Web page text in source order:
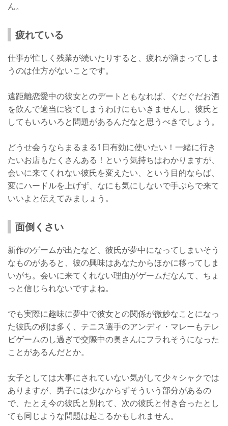
ん。
疲れている
仕事が忙しく残業が続いたりすると、疲れが溜まってしま
うのは仕方がないことです。
遠距離恋愛中の彼女とのデートともなれば、ぐだぐだお酒
を飲んで適当に寝てしまうわけにもいきませんし、彼氏と
してもいろいろと問題があるんだなと思うべきでしょう。
どうせ会うならまるまる1日有効に使いたい！一緒に行き
たいお店もたくさんある！という気持ちはわかりますが、
会いに来てくれない彼氏を変えたい、という目的ならば、
変にハードルを上げず、なにも気にしないで手ぶらで来て
いいよと伝えてみましょう。
面倒くさい
新作のゲームが出たなど、彼氏が夢中になってしまいそう
なものがあると、彼の興味はあなたからほかに移ってしま
いがち。会いに来てくれない理由がゲームだなんて、ちょ
っと信じられないですよね。
でも実際に趣味に夢中で彼女との関係が微妙なことになっ
た彼氏の例は多く、テニス選手のアンディ・マレーもテレ
ビゲームのし過ぎで交際中の奥さんにフラれそうになった
ことがあるんだとか。
女子としては大事にされていない気がして少々シャクでは
ありますが、男子には少なからずそういう部分があるの
で、たとえ今の彼氏と別れて、次の彼氏と付き合ったとし
ても同じような問題は起こるかもしれません。